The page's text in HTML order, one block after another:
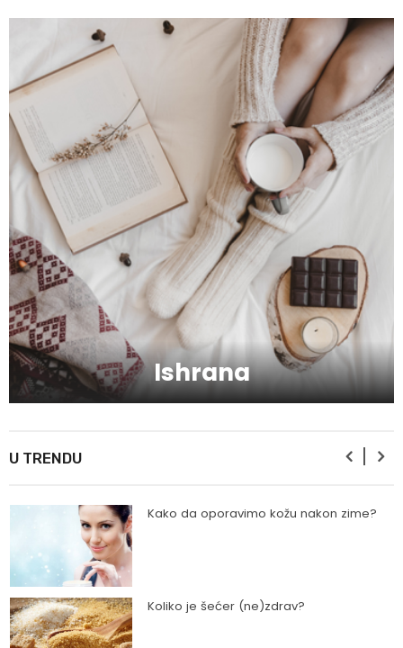
Ishrana
U TRENDU
Zbog čega je zumba sve popularnija?
Mitovi o zdravoj hrani
Skijanje pa plivanje, idealne aktivnosti na
raspustu u Sloveniji
Kako da oporavimo kožu nakon zime?
Koliko je šećer (ne)zdrav?